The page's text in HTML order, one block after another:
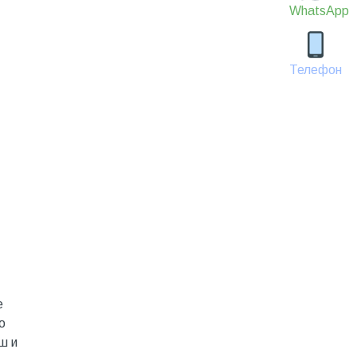
WhatsApp
Телефон
и